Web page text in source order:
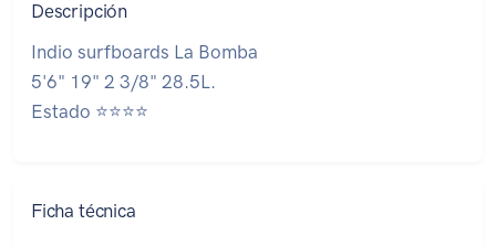
Descripción
Indio surfboards La Bomba
5'6" 19" 2 3/8" 28.5L.
Estado ⭐⭐⭐⭐
Ficha técnica